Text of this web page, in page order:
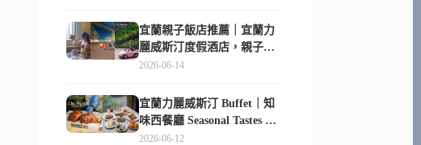
宜蘭親子飯店推薦｜宜蘭力
麗威斯汀度假酒店，親子
房、Buffet、泳池、兒童俱樂
2026-06-14
宜蘭力麗威斯汀 Buffet｜知
味西餐廳 Seasonal Tastes 晚
餐早餐吃什麼？
2026-06-12